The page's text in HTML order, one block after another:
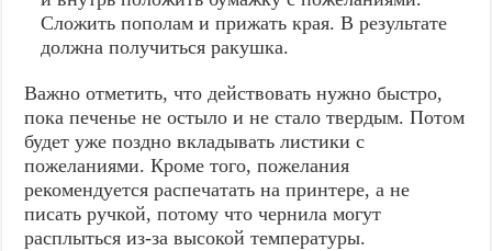
Сложить пополам и прижать края. В результате
должна получиться ракушка.
Важно отметить, что действовать нужно быстро,
пока печенье не остыло и не стало твердым. Потом
будет уже поздно вкладывать листики с
пожеланиями. Кроме того, пожелания
рекомендуется распечатать на принтере, а не
писать ручкой, потому что чернила могут
расплыться из-за высокой температуры.